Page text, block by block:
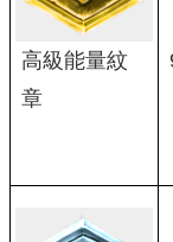
高級能量紋
章